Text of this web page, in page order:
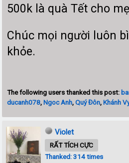
500k là quà Tết cho
Chúc mọi người luôn
khỏe.
The following users thanked this post:
ducanh078,Ngoc Anh,Quý Đôn,Khánh
Violet
RẤT TÍCH CỰC
Thanked: 314 times